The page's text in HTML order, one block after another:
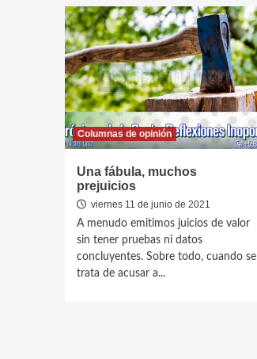
Columnas de opinión
Una fábula, muchos
prejuicios
viernes 11 de junio de 2021
A menudo emitimos juicios de valor
sin tener pruebas ni datos
concluyentes. Sobre todo, cuando se
trata de acusar a...